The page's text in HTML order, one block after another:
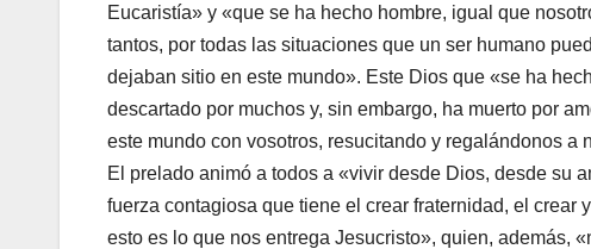
Eucaristía» y «que se ha hecho hombre, igual que
tantos, por todas las situaciones que un ser humano
dejaban sitio en este mundo». Este Dios que «se ha
descartado por muchos y, sin embargo, ha muerto por
este mundo con vosotros, resucitando y regalándonos a
El prelado animó a todos a «vivir desde Dios, desde su
fuerza contagiosa que tiene el crear fraternidad, el crear
esto es lo que nos entrega Jesucristo», quien, además,